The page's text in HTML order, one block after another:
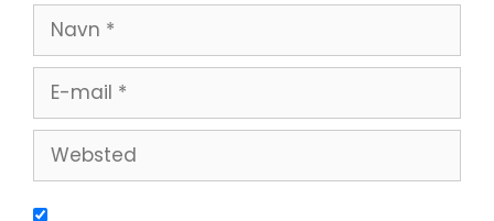
Navn
mail
Websted